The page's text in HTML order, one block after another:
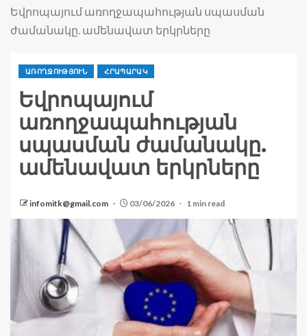
Եվրոպայում առողջապահության սպասման
ժամանակը. ամենավատ երկրները
ԱՌՈՂՋՈՒԹՅՈՒՆ ՀՐԱՊԱՐԱԿ
Եվրոպայում
առողջապահության
սպասման ժամանակը.
ամենավատ երկրները
infomitk@gmail.com 03/06/2026 1 min read